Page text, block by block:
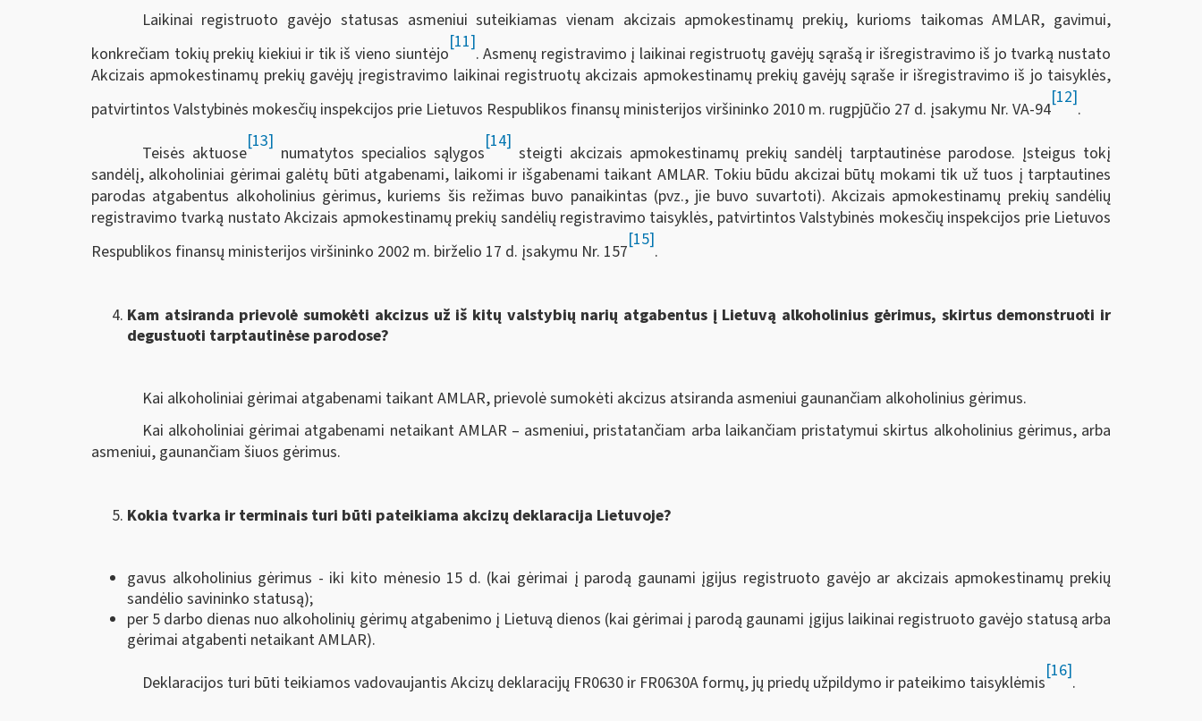
Laikinai registruoto gavėjo statusas asmeniui suteikiamas vienam akcizais apmokestinamų prekių, kurioms taikomas AMLAR, gavimui,
konkrečiam tokių prekių kiekiui ir tik iš vieno siuntėjo
[11]
. Asmenų registravimo į laikinai registruotų gavėjų sąrašą ir išregistravimo iš jo tvarką nustato
Akcizais apmokestinamų prekių gavėjų įregistravimo laikinai registruotų akcizais apmokestinamų prekių gavėjų sąraše ir išregistravimo iš jo taisyklės,
patvirtintos Valstybinės mokesčių inspekcijos prie Lietuvos Respublikos finansų ministerijos viršininko 2010 m. rugpjūčio 27 d. įsakymu Nr. VA-94
[12]
.
Teisės aktuose
[13]
numatytos specialios sąlygos
[14]
steigti akcizais apmokestinamų prekių sandėlį tarptautinėse parodose. Įsteigus tokį
sandėlį, alkoholiniai gėrimai galėtų būti atgabenami, laikomi ir išgabenami taikant AMLAR. Tokiu būdu akcizai būtų mokami tik už tuos į tarptautines
parodas atgabentus alkoholinius gėrimus, kuriems šis režimas buvo panaikintas (pvz., jie buvo suvartoti). Akcizais apmokestinamų prekių sandėlių
registravimo tvarką nustato Akcizais apmokestinamų prekių sandėlių registravimo taisyklės, patvirtintos Valstybinės mokesčių inspekcijos prie Lietuvos
Respublikos finansų ministerijos viršininko 2002 m. birželio 17 d. įsakymu Nr. 157
[15]
.
Kam atsiranda prievolė sumokėti akcizus už iš kitų valstybių narių atgabentus į Lietuvą alkoholinius gėrimus, skirtus demonstruoti ir
degustuoti tarptautinėse parodose?
Kai alkoholiniai gėrimai atgabenami taikant AMLAR, prievolė sumokėti akcizus atsiranda asmeniui gaunančiam alkoholinius gėrimus.
Kai alkoholiniai gėrimai atgabenami netaikant AMLAR – asmeniui, pristatančiam arba laikančiam pristatymui skirtus alkoholinius gėrimus, arba
asmeniui, gaunančiam šiuos gėrimus.
Kokia tvarka ir terminais turi būti pateikiama akcizų deklaracija Lietuvoje?
gavus alkoholinius gėrimus - iki kito mėnesio 15 d. (kai gėrimai į parodą gaunami įgijus registruoto gavėjo ar akcizais apmokestinamų prekių
sandėlio savininko statusą);
per 5 darbo dienas nuo alkoholinių gėrimų atgabenimo į Lietuvą dienos (kai gėrimai į parodą gaunami įgijus laikinai registruoto gavėjo statusą arba
gėrimai atgabenti netaikant AMLAR).
Deklaracijos turi būti teikiamos vadovaujantis Akcizų deklaracijų FR0630 ir FR0630A formų, jų priedų užpildymo ir pateikimo taisyklėmis
[16]
.